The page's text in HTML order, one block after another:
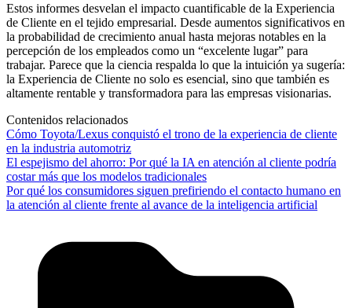
Estos informes desvelan el impacto cuantificable de la Experiencia
de Cliente en el tejido empresarial. Desde aumentos significativos en
la probabilidad de crecimiento anual hasta mejoras notables en la
percepción de los empleados como un “excelente lugar” para
trabajar. Parece que la ciencia respalda lo que la intuición ya sugería:
la Experiencia de Cliente no solo es esencial, sino que también es
altamente rentable y transformadora para las empresas visionarias.
Contenidos relacionados
Cómo Toyota/Lexus conquistó el trono de la experiencia de cliente
en la industria automotriz
El espejismo del ahorro: Por qué la IA en atención al cliente podría
costar más que los modelos tradicionales
Por qué los consumidores siguen prefiriendo el contacto humano en
la atención al cliente frente al avance de la inteligencia artificial